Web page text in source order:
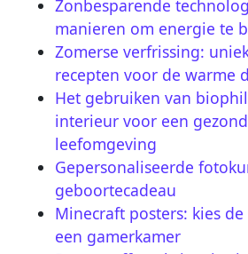
Zonbesparende
manieren om energie te
Zomerse verfrissing:
recepten voor de warme
Het gebruiken van
interieur voor een
leefomgeving
Gepersonaliseerde
geboortecadeau
Minecraft posters: kies
een gamerkamer